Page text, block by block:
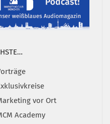
vor Ort
Academy